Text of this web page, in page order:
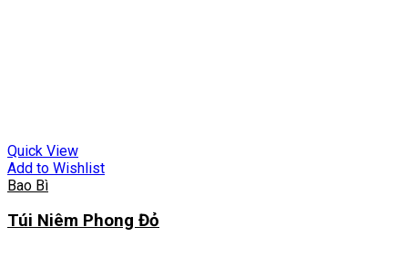
Quick View
Add to Wishlist
Bao Bì
Túi Niêm Phong Đỏ